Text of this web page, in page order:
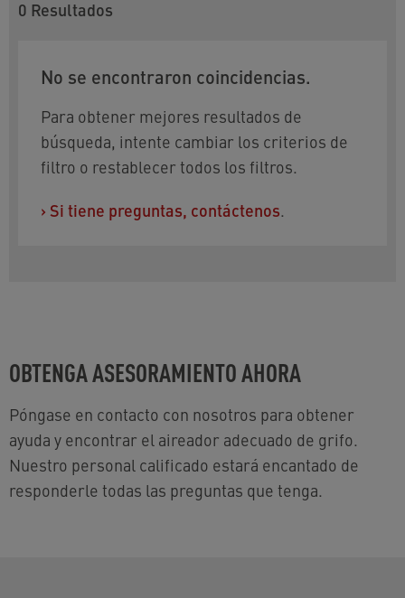
0 Resultados
No se encontraron coincidencias.
Para obtener mejores resultados de
búsqueda, intente cambiar los criterios de
filtro o restablecer todos los filtros.
› Si tiene preguntas, contáctenos.
OBTENGA ASESORAMIENTO AHORA
Póngase en contacto con nosotros para obtener
ayuda y encontrar el aireador adecuado de grifo.
Nuestro personal calificado estará encantado de
responderle todas las preguntas que tenga.